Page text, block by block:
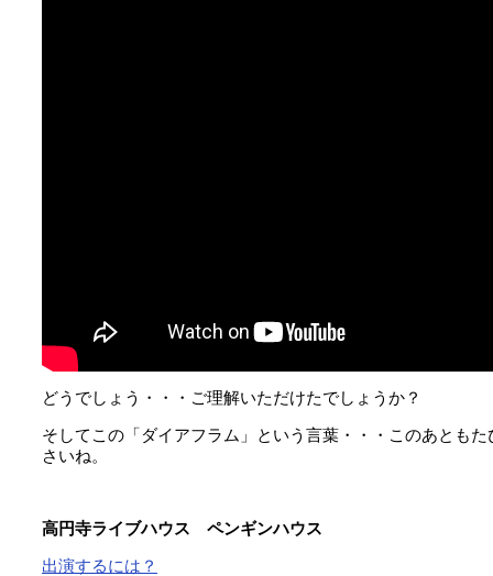
どうでしょう・・・ご理解いただけたでしょうか？
そしてこの「ダイアフラム」という言葉・・・このあとも
さいね。
高円寺ライブハウス ペンギンハウス
出演するには？